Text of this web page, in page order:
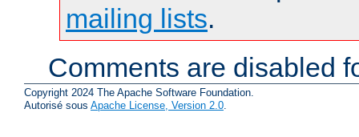
mailing lists.
Comments are disabled
Copyright 2024 The Apache Software Foundation.
Autorisé sous Apache License, Version 2.0